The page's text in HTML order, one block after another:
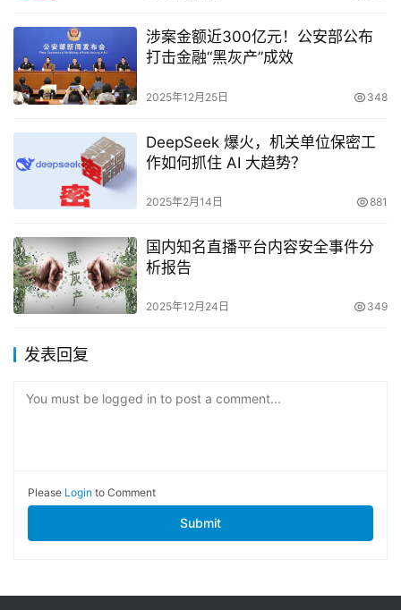
涉案金额近300亿元！公安部公布
打击金融“黑灰产”成效
2025年12月25日 348
DeepSeek 爆火，机关单位保密工
作如何抓住 AI 大趋势？
2025年2月14日 881
国内知名直播平台内容安全事件分
析报告
2025年12月24日 349
发表回复
You must be logged in to post a comment...
Please Login to Comment
Submit